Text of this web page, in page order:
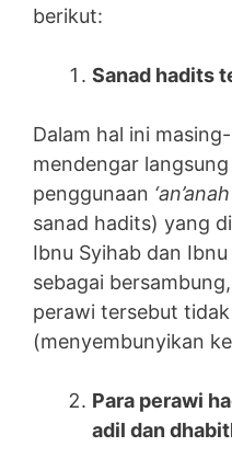
berikut:
Sanad hadits
Dalam hal ini
mendengar
penggunaan ‘an’anah
sanad hadits) yang
Ibnu Syihab dan
sebagai
perawi tersebut
(menyembunyikan
Para perawi
adil dan